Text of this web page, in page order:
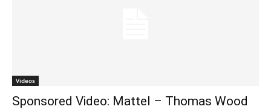
Videos
Sponsored Video: Mattel – Thomas Wood